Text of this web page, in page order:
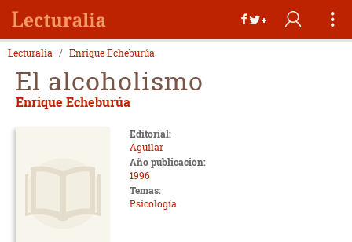
Lecturalia Enrique Echeburúa
El alcoholismo
Enrique Echeburúa
Editorial:
Aguilar
Año publicación:
1996
Temas:
Psicología